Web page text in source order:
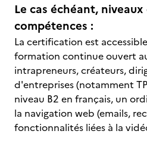
Le cas échéant,
compétences :
La certification est
formation continue ouvert
intrapreneurs, créateurs,
d'entreprises (notamment
niveau B2 en français, un
la navigation web (emails,
fonctionnalités liées à la